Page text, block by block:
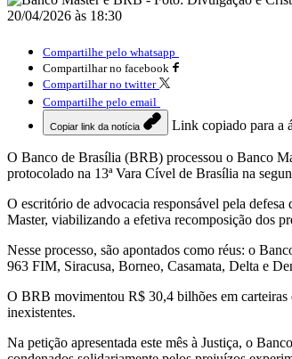
20/04/2026 às 18:30
Compartilhe pelo whatsapp
Compartilhar no facebook
Compartilhar no twitter
Compartilhe pelo email
Copiar link da notícia Link copiado para a
O Banco de Brasília (BRB) processou o Banco
protocolado na 13ª Vara Cível de Brasília na
O escritório de advocacia responsável pela
Master, viabilizando a efetiva recomposição dos
Nesse processo, são apontados como réus: o
963 FIM, Siracusa, Borneo, Casamata, Delta e
O BRB movimentou R$ 30,4 bilhões em carteiras
inexistentes.
Na petição apresentada este mês à Justiça, o